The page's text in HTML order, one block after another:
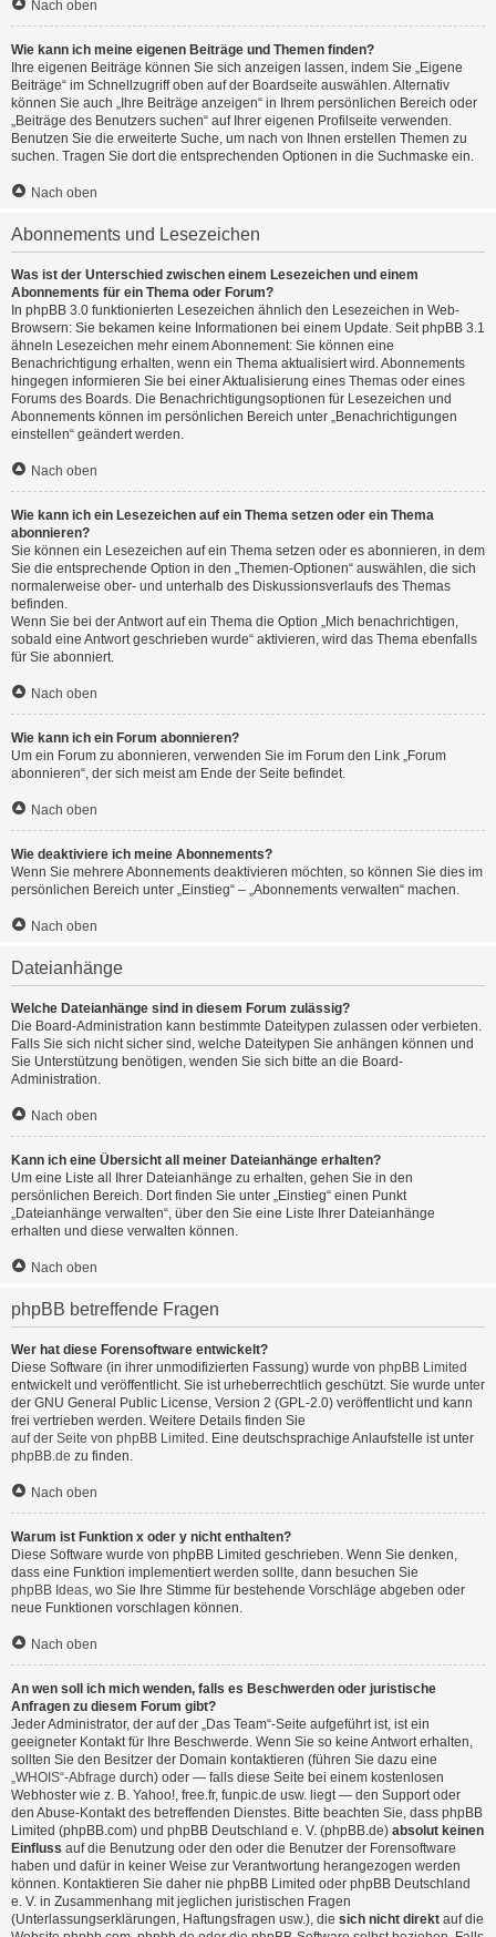
Nach oben
Wie kann ich meine eigenen Beiträge und Themen finden?
Ihre eigenen Beiträge können Sie sich anzeigen lassen, indem Sie „Eigene
Beiträge“ im Schnellzugriff oben auf der Boardseite auswählen. Alternativ
können Sie auch „Ihre Beiträge anzeigen“ in Ihrem persönlichen Bereich oder
„Beiträge des Benutzers suchen“ auf Ihrer eigenen Profilseite verwenden.
Benutzen Sie die erweiterte Suche, um nach von Ihnen erstellen Themen zu
suchen. Tragen Sie dort die entsprechenden Optionen in die Suchmaske ein.
Nach oben
Abonnements und Lesezeichen
Was ist der Unterschied zwischen einem Lesezeichen und einem
Abonnements für ein Thema oder Forum?
In phpBB 3.0 funktionierten Lesezeichen ähnlich den Lesezeichen in Web-
Browsern: Sie bekamen keine Informationen bei einem Update. Seit phpBB 3.1
ähneln Lesezeichen mehr einem Abonnement: Sie können eine
Benachrichtigung erhalten, wenn ein Thema aktualisiert wird. Abonnements
hingegen informieren Sie bei einer Aktualisierung eines Themas oder eines
Forums des Boards. Die Benachrichtigungsoptionen für Lesezeichen und
Abonnements können im persönlichen Bereich unter „Benachrichtigungen
einstellen“ geändert werden.
Nach oben
Wie kann ich ein Lesezeichen auf ein Thema setzen oder ein Thema
abonnieren?
Sie können ein Lesezeichen auf ein Thema setzen oder es abonnieren, in dem
Sie die entsprechende Option in den „Themen-Optionen“ auswählen, die sich
normalerweise ober- und unterhalb des Diskussionsverlaufs des Themas
befinden.
Wenn Sie bei der Antwort auf ein Thema die Option „Mich benachrichtigen,
sobald eine Antwort geschrieben wurde“ aktivieren, wird das Thema ebenfalls
für Sie abonniert.
Nach oben
Wie kann ich ein Forum abonnieren?
Um ein Forum zu abonnieren, verwenden Sie im Forum den Link „Forum
abonnieren“, der sich meist am Ende der Seite befindet.
Nach oben
Wie deaktiviere ich meine Abonnements?
Wenn Sie mehrere Abonnements deaktivieren möchten, so können Sie dies im
persönlichen Bereich unter „Einstieg“ – „Abonnements verwalten“ machen.
Nach oben
Dateianhänge
Welche Dateianhänge sind in diesem Forum zulässig?
Die Board-Administration kann bestimmte Dateitypen zulassen oder verbieten.
Falls Sie sich nicht sicher sind, welche Dateitypen Sie anhängen können und
Sie Unterstützung benötigen, wenden Sie sich bitte an die Board-
Administration.
Nach oben
Kann ich eine Übersicht all meiner Dateianhänge erhalten?
Um eine Liste all Ihrer Dateianhänge zu erhalten, gehen Sie in den
persönlichen Bereich. Dort finden Sie unter „Einstieg“ einen Punkt
„Dateianhänge verwalten“, über den Sie eine Liste Ihrer Dateianhänge
erhalten und diese verwalten können.
Nach oben
phpBB betreffende Fragen
Wer hat diese Forensoftware entwickelt?
Diese Software (in ihrer unmodifizierten Fassung) wurde von phpBB Limited
entwickelt und veröffentlicht. Sie ist urheberrechtlich geschützt. Sie wurde unter
der GNU General Public License, Version 2 (GPL-2.0) veröffentlicht und kann
frei vertrieben werden. Weitere Details finden Sie
auf der Seite von phpBB Limited . Eine deutschsprachige Anlaufstelle ist unter
phpBB.de zu finden.
Nach oben
Warum ist Funktion x oder y nicht enthalten?
Diese Software wurde von phpBB Limited geschrieben. Wenn Sie denken,
dass eine Funktion implementiert werden sollte, dann besuchen Sie
phpBB Ideas, wo Sie Ihre Stimme für bestehende Vorschläge abgeben oder
neue Funktionen vorschlagen können.
Nach oben
An wen soll ich mich wenden, falls es Beschwerden oder juristische
Anfragen zu diesem Forum gibt?
Jeder Administrator, der auf der „Das Team“-Seite aufgeführt ist, ist ein
geeigneter Kontakt für Ihre Beschwerde. Wenn Sie so keine Antwort erhalten,
sollten Sie den Besitzer der Domain kontaktieren (führen Sie dazu eine
„WHOIS“-Abfrage durch) oder — falls diese Seite bei einem kostenlosen
Webhoster wie z. B. Yahoo!, free.fr, funpic.de usw. liegt — den Support oder
den Abuse-Kontakt des betreffenden Dienstes. Bitte beachten Sie, dass phpBB
Limited (phpBB.com) und phpBB Deutschland e. V. (phpBB.de) absolut keinen
Einfluss auf die Benutzung oder den oder die Benutzer der Forensoftware
haben und dafür in keiner Weise zur Verantwortung herangezogen werden
können. Kontaktieren Sie daher nie phpBB Limited oder phpBB Deutschland
e. V. in Zusammenhang mit jeglichen juristischen Fragen
(Unterlassungserklärungen, Haftungsfragen usw.), die sich nicht direkt auf die